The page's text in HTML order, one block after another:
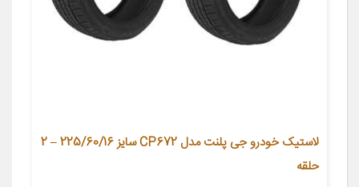
لاستیک خودرو جی پلنت مدل CP672 سایز 225/60/16 – 2
حلقه